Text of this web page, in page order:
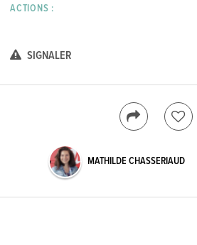
ACTIONS :
SIGNALER
MATHILDE CHASSERIAUD